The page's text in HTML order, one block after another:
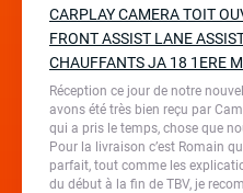
CARPLAY CAMERA TOIT
FRONT ASSIST LANE
CHAUFFANTS JA 18 1ERE
Réception ce jour de notre
avons été très bien reçu par
qui a pris le temps, chose que
Pour la livraison c’est Romain
parfait, tout comme les
du début à la fin de TBV, je